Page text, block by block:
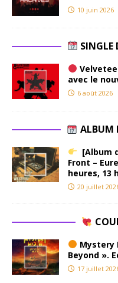
10 juin 2026
SINGLE
avec le
6 août 2026
ALBUM
[Album
Front –
heures, 13
20 juillet
Mystery
Beyond ».
17 juillet